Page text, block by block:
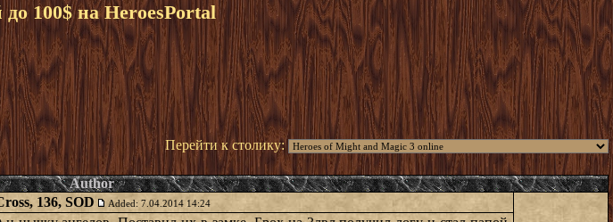
100$ на HeroesPortal
Перейти к столику:
Author
136, SOD Added: 7.04.2014 14:24